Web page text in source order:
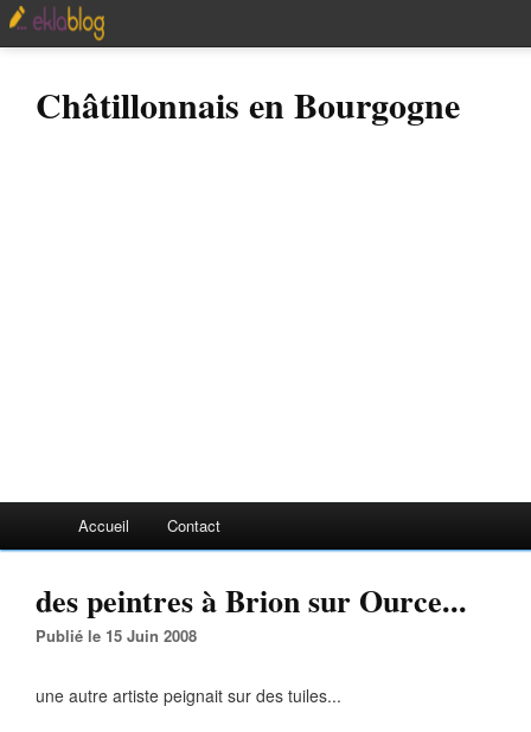
Châtillonnais en Bourgogne
Accueil Contact
des peintres à Brion sur Ource...
Publié le 15 Juin 2008
une autre artiste peignait sur des tuiles...